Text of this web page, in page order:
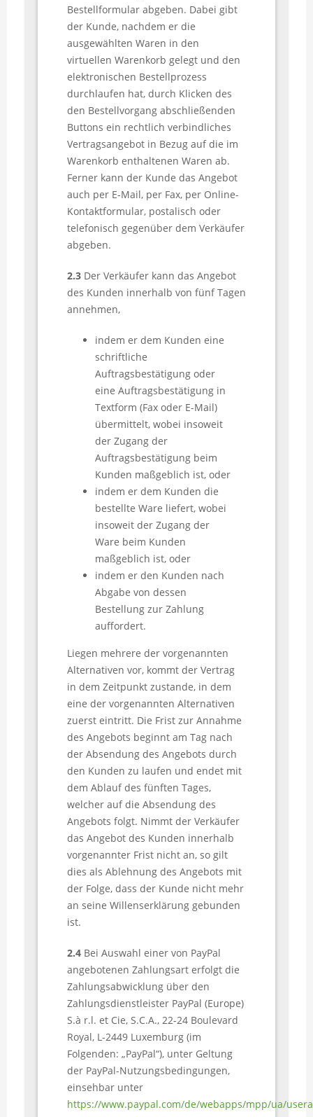
Bestellformular abgeben. Dabei gibt
der Kunde, nachdem er die
ausgewählten Waren in den
virtuellen Warenkorb gelegt und den
elektronischen Bestellprozess
durchlaufen hat, durch Klicken des
den Bestellvorgang abschließenden
Buttons ein rechtlich verbindliches
Vertragsangebot in Bezug auf die im
Warenkorb enthaltenen Waren ab.
Ferner kann der Kunde das Angebot
auch per E-Mail, per Fax, per Online-
Kontaktformular, postalisch oder
telefonisch gegenüber dem Verkäufer
abgeben.
2.3Der Verkäufer kann das Angebot
des Kunden innerhalb von fünf Tagen
annehmen,
indem er dem Kunden eine
schriftliche
Auftragsbestätigung oder
eine Auftragsbestätigung in
Textform (Fax oder E-Mail)
übermittelt, wobei insoweit
der Zugang der
Auftragsbestätigung beim
Kunden maßgeblich ist, oder
indem er dem Kunden die
bestellte Ware liefert, wobei
insoweit der Zugang der
Ware beim Kunden
maßgeblich ist, oder
indem er den Kunden nach
Abgabe von dessen
Bestellung zur Zahlung
auffordert.
Liegen mehrere der vorgenannten
Alternativen vor, kommt der Vertrag
in dem Zeitpunkt zustande, in dem
eine der vorgenannten Alternativen
zuerst eintritt. Die Frist zur Annahme
des Angebots beginnt am Tag nach
der Absendung des Angebots durch
den Kunden zu laufen und endet mit
dem Ablauf des fünften Tages,
welcher auf die Absendung des
Angebots folgt. Nimmt der Verkäufer
das Angebot des Kunden innerhalb
vorgenannter Frist nicht an, so gilt
dies als Ablehnung des Angebots mit
der Folge, dass der Kunde nicht mehr
an seine Willenserklärung gebunden
ist.
2.4Bei Auswahl einer von PayPal
angebotenen Zahlungsart erfolgt die
Zahlungsabwicklung über den
Zahlungsdienstleister PayPal (Europe)
S.à r.l. et Cie, S.C.A., 22-24 Boulevard
Royal, L-2449 Luxemburg (im
Folgenden: „PayPal“), unter Geltung
der PayPal-Nutzungsbedingungen,
einsehbar unter
https://www.paypal.com/de/webapps/mpp/ua/